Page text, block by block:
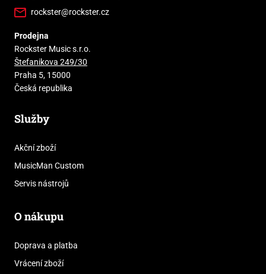
rockster@rockster.cz
Prodejna
Rockster Music s.r.o.
Štefanikova 249/30
Praha 5, 15000
Česká republika
Služby
Akční zboží
MusicMan Custom
Servis nástrojů
O nákupu
Doprava a platba
Vrácení zboží